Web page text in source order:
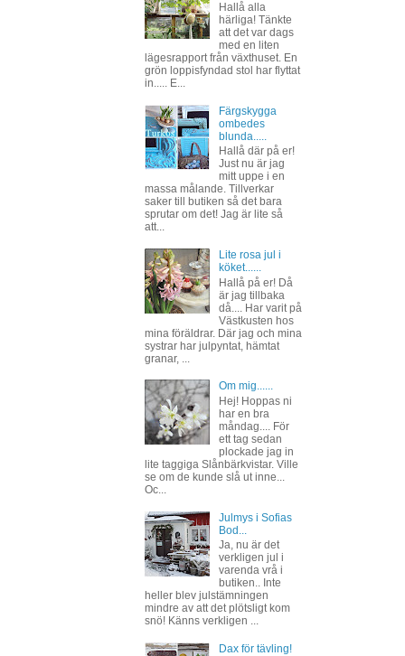
Hallå alla
härliga! Tänkte
att det var dags
med en liten
lägesrapport från växthuset. En
grön loppisfyndad stol har flyttat
in..... E...
Färgskygga
ombedes
blunda.....
Hallå där på er!
Just nu är jag
mitt uppe i en
massa målande. Tillverkar
saker till butiken så det bara
sprutar om det! Jag är lite så
att...
Lite rosa jul i
köket......
Hallå på er! Då
är jag tillbaka
då.... Har varit på
Västkusten hos
mina föräldrar. Där jag och mina
systrar har julpyntat, hämtat
granar, ...
Om mig......
Hej! Hoppas ni
har en bra
måndag.... För
ett tag sedan
plockade jag in
lite taggiga Slånbärkvistar. Ville
se om de kunde slå ut inne...
Oc...
Julmys i Sofias
Bod...
Ja, nu är det
verkligen jul i
varenda vrå i
butiken.. Inte
heller blev julstämningen
mindre av att det plötsligt kom
snö! Känns verkligen ...
Dax för tävling!